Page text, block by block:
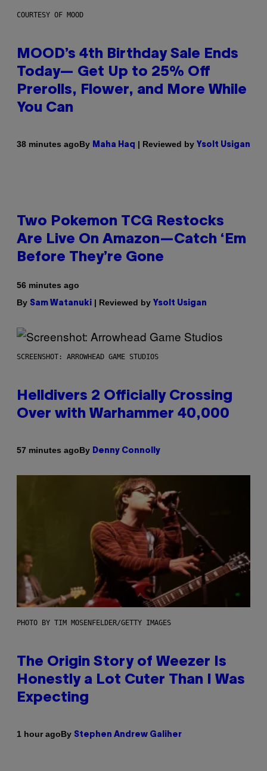
COURTESY OF MOOD
MOOD’s 4th Birthday Sale Ends
Today— Get Up to 25% Off
Prerolls, Flower, and More While
You Can
38 minutes agoBy Maha Haq | Reviewed by Ysolt Usigan
Two Pokemon TCG Restocks
Are Live On Amazon—Catch ‘Em
Before They’re Gone
56 minutes ago
By Sam Watanuki | Reviewed by Ysolt Usigan
SCREENSHOT: ARROWHEAD GAME STUDIOS
Helldivers 2 Officially Crossing
Over with Warhammer 40,000
57 minutes agoBy Denny Connolly
PHOTO BY TIM MOSENFELDER/GETTY IMAGES
The Origin Story of Weezer Is
Honestly a Lot Cuter Than I Was
Expecting
1 hour agoBy Stephen Andrew Galiher